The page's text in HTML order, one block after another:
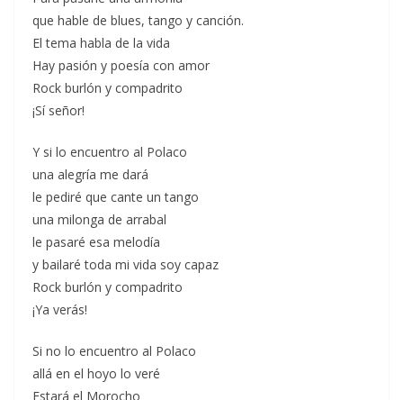
que hable de blues, tango y canción.
El tema habla de la vida
Hay pasión y poesía con amor
Rock burlón y compadrito
¡Sí señor!
Y si lo encuentro al Polaco
una alegría me dará
le pediré que cante un tango
una milonga de arrabal
le pasaré esa melodía
y bailaré toda mi vida soy capaz
Rock burlón y compadrito
¡Ya verás!
Si no lo encuentro al Polaco
allá en el hoyo lo veré
Estará el Morocho